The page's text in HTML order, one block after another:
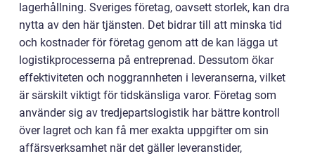
lagerhållning. Sveriges företag, oavsett storlek, kan dra
nytta av den här tjänsten. Det bidrar till att minska tid
och kostnader för företag genom att de kan lägga ut
logistikprocesserna på entreprenad. Dessutom ökar
effektiviteten och noggrannheten i leveranserna, vilket
är särskilt viktigt för tidskänsliga varor. Företag som
använder sig av tredjepartslogistik har bättre kontroll
över lagret och kan få mer exakta uppgifter om sin
affärsverksamhet när det gäller leveranstider,